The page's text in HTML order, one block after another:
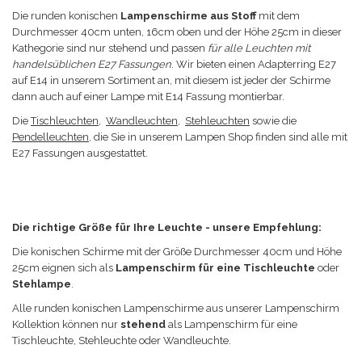
Die runden konischen Lampenschirme aus Stoffmit dem
Durchmesser 40cm unten, 16cm oben und der Höhe 25cm in dieser
Kathegorie sind nur stehend und passen für alle Leuchten mit
handelsüblichen E27 Fassungen. Wir bieten einen Adapterring E27
auf E14 in unserem Sortiment an, mit diesem ist jeder der Schirme
dann auch auf einer Lampe mit E14 Fassung montierbar.
DieTischleuchten, Wandleuchten, Stehleuchten sowie die
Pendelleuchten, die Sie in unserem Lampen Shop finden sind alle mit
E27 Fassungen ausgestattet.
Die richtige Größe für Ihre Leuchte - unsere Empfehlung:
Die konischen Schirme mit der Größe Durchmesser 40cm und Höhe
25cm eignen sich als Lampenschirm für eine Tischleuchte oder
Stehlampe.
Alle runden konischen Lampenschirme aus unserer Lampenschirm
Kollektion können nur stehend als Lampenschirm für eine
Tischleuchte, Stehleuchte oder Wandleuchte.